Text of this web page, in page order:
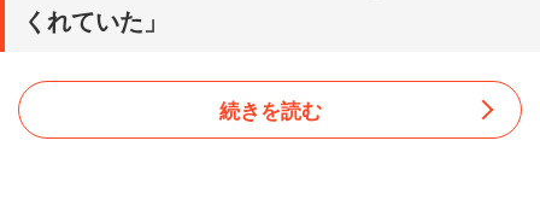
くれていた」
続きを読む